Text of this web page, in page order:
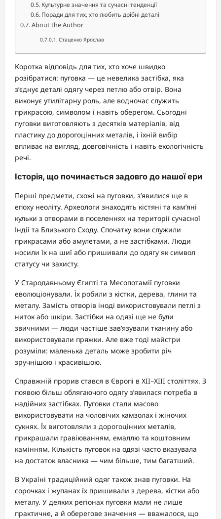
Культурне значення та сучасні тенденції
Поради для тих, хто любить дрібні деталі
About the Author
Стаценко Ярослав
Коротка відповідь для тих, хто хоче швидко
розібратися: пуговка — це невелика застібка, яка
з’єднує деталі одягу через петлю або отвір. Вона
виконує утилітарну роль, але водночас служить
прикрасою, символом і навіть оберегом. Сьогодні
пуговки виготовляють з десятків матеріалів, від
пластику до дорогоцінних металів, і їхній вибір
впливає на вигляд, довговічність і навіть екологічність
речі.
Історія, що починається задовго до нашої ери
Перші предмети, схожі на пуговки, з’явилися ще в
епоху неоліту. Археологи знаходять кістяні та кам’яні
кульки з отворами в поселеннях на території сучасної
Індії та Близького Сходу. Спочатку вони служили
прикрасами або амулетами, а не застібками. Люди
носили їх на шиї або пришивали до одягу як символ
статусу чи захисту.
У Стародавньому Єгипті та Месопотамії пуговки
еволюціонували. Їх робили з кістки, дерева, глини та
металу. Замість отворів іноді використовували петлі з
ниток або шкіри. Застібки на одязі ще не були
звичними — люди частіше зав’язували тканину або
використовували пряжки. Але вже тоді майстри
розуміли: маленька деталь може зробити річ
зручнішою і красивішою.
Справжній прорив стався в Європі в XII–XIII століттях. З
появою більш облягаючого одягу з’явилася потреба в
надійних застібках. Пуговки стали масово
використовувати на чоловічих камзолах і жіночих
сукнях. Їх виготовляли з дорогоцінних металів,
прикрашали гравіюванням, емаллю та коштовним
камінням. Кількість пуговок на одязі часто вказувала
на достаток власника — чим більше, тим багатший.
В Україні традиційний одяг також знав пуговки. На
сорочках і жупанах їх пришивали з дерева, кістки або
металу. У деяких регіонах пуговки мали не лише
практичне, а й оберегове значення — вважалося, що